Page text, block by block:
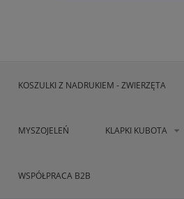
KOSZULKI Z NADRUKIEM - ZWIERZĘTA
MYSZOJELEŃ KLAPKI KUBOTA
WSPÓŁPRACA B2B